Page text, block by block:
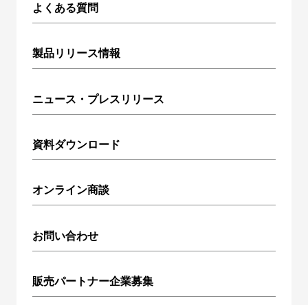
よくある質問
製品リリース情報
ニュース・プレスリリース
資料ダウンロード
オンライン商談
お問い合わせ
販売パートナー企業募集